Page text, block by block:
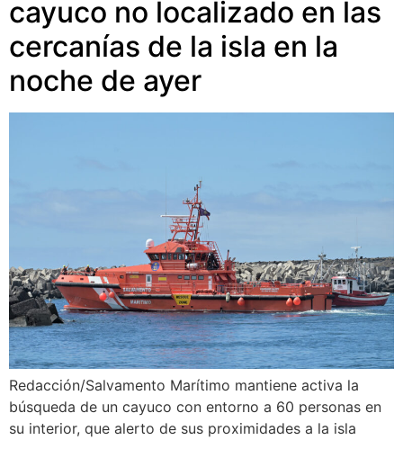
cayuco no localizado en las
cercanías de la isla en la
noche de ayer
Redacción/Salvamento Marítimo mantiene activa la
búsqueda de un cayuco con entorno a 60 personas en
su interior, que alerto de sus proximidades a la isla